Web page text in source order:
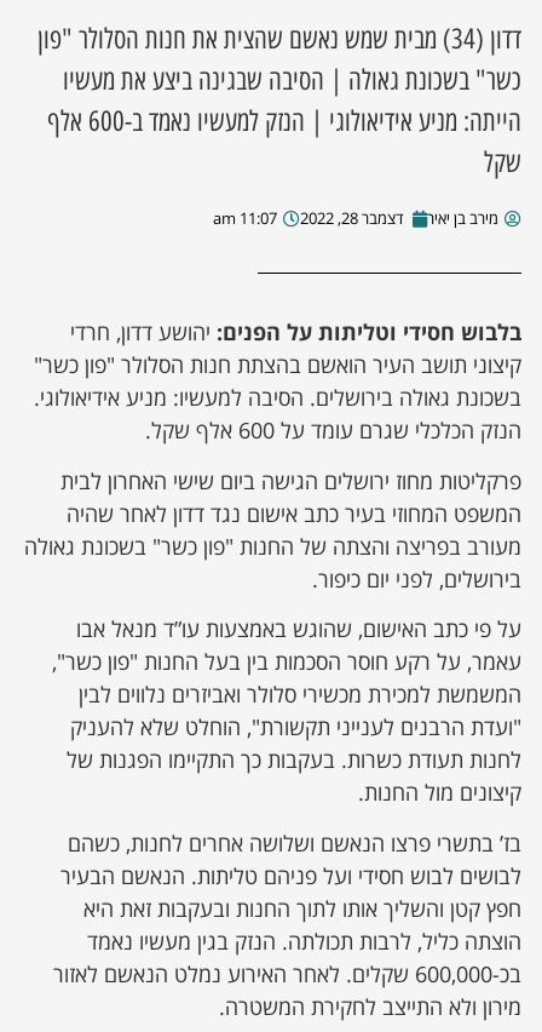
מקומית
דדון (34) מבית שמש נאשם שהצית את חנות הסלולר "פון
כשר" בשכונת גאולה | הסיבה שבגינה ביצע את מעשיו
הייתה: מניע אידיאולוגי | הנזק למעשיו נאמד ב-600 אלף
שקל
מירב בן יאיר דצמבר 28, 2022 11:07 am
בלבוש חסידי וטליתות על הפנים: יהושע דדון, חרדי
קיצוני תושב העיר הואשם בהצתת חנות הסלולר "פון כשר"
בשכונת גאולה בירושלים. הסיבה למעשיו: מניע אידיאולוגי.
הנזק הכלכלי שגרם עומד על 600 אלף שקל.
פרקליטות מחוז ירושלים הגישה ביום שישי האחרון לבית
המשפט המחוזי בעיר כתב אישום נגד דדון לאחר שהיה
מעורב בפריצה והצתה של החנות "פון כשר" בשכונת גאולה
בירושלים, לפני יום כיפור.
על פי כתב האישום, שהוגש באמצעות עו”ד מנאל אבו
עאמר, על רקע חוסר הסכמות בין בעל החנות "פון כשר",
המשמשת למכירת מכשירי סלולר ואביזרים נלווים לבין
"ועדת הרבנים לענייני תקשורת", הוחלט שלא להעניק
לחנות תעודת כשרות. בעקבות כך התקיימו הפגנות של
קיצונים מול החנות.
בז’ בתשרי פרצו הנאשם ושלושה אחרים לחנות, כשהם
לבושים לבוש חסידי ועל פניהם טליתות. הנאשם הבעיר
חפץ קטן והשליך אותו לתוך החנות ובעקבות זאת היא
הוצתה כליל, לרבות תכולתה. הנזק בגין מעשיו נאמד
בכ-600,000 שקלים. לאחר האירוע נמלט הנאשם לאזור
מירון ולא התייצב לחקירת המשטרה.